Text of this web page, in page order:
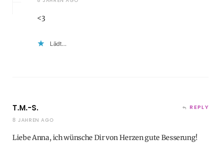
<3
Lädt…
T.M.-S.
8 JAHREN AGO
REPLY
Liebe Anna, ich wünsche Dir von Herzen gute Besserung!